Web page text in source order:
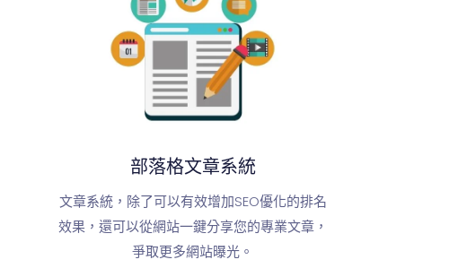
部落格文章系統
文章系統，除了可以有效增加SEO優化的排名
效果，還可以從網站一鍵分享您的專業文章，
爭取更多網站曝光。